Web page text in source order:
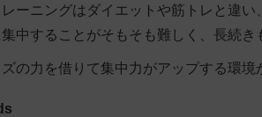
ーニングはダイエットや筋トレと違
中することがそもそも難しく、長続き
の力を借りて集中力がアップする環境